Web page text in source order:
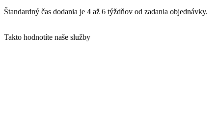
Štandardný čas dodania je 4 až 6 týždňov od zadania objednávky.
Takto hodnotíte naše služby